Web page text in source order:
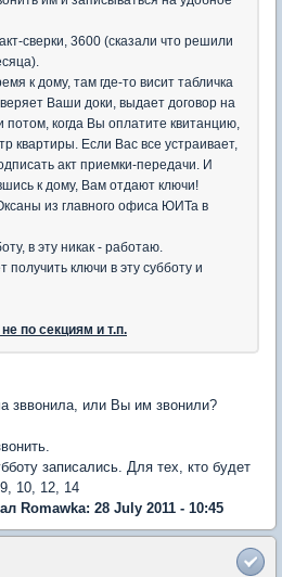
сверки, 3600 (сказали что решили
к дому, там где-то висит табличка
Ваши доки, выдает договор на
когда Вы оплатите квитанцию,
квартиры. Если Вас все устраивает,
акт приемки-передачи. И
к дому, Вам отдают ключи!
из главного офиса ЮИТа в
в эту никак - работаю.
ключи в эту субботу и
по секциям и т.п.
зввонила, или Вы им звонили?
записались. Для тех, кто будет
10, 12, 14
Romawka: 28 July 2011 - 10:45